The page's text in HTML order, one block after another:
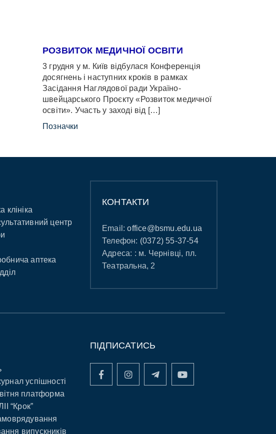
РОЗВИТОК МЕДИЧНОЇ ОСВІТИ
3 грудня у м. Київ відбулася Конференція
досягнень і наступних кроків в рамках
Засідання Наглядової ради Україно-
швейцарського Проєкту «Розвиток медичної
освіти». Участь у заході від […]
Позначки
клініка
центр
аптека
КОНТАКТИ
Email:office@bsmu.edu.ua
Телефон: (0372) 55-37-54
Адреса: : м. Чернівці, пл.
Театральна, 2
успішності
платформа
“Крок”
випускників
ПІДПИСАТИСЬ